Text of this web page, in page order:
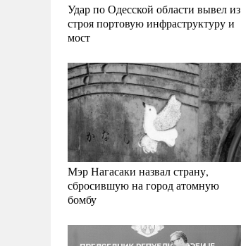
Удар по Одесской области вывел из
строя портовую инфраструктуру и
мост
Мэр Нагасаки назвал страну,
сбросившую на город атомную
бомбу